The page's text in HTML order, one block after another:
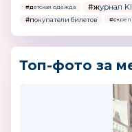
#детская одежда #журнал
#покупатели билетов
Топ-фото за